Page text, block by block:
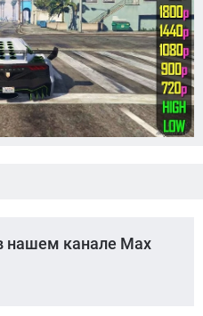
нашем канале Max